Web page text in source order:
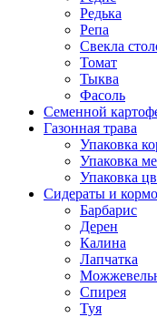
Редька
Репа
Свекла
Томат
Тыква
Фасоль
Семенной
Газонная трава
Упаковка
Упаковка
Упаковка
Сидераты и
Барбарис
Дерен
Калина
Лапчатка
Спирея
Туя